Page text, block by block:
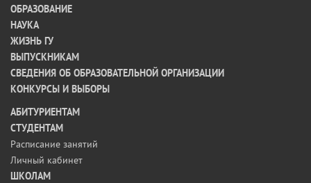
ОБРАЗОВАНИЕ
НАУКА
ЖИЗНЬ ГУ
ВЫПУСКНИКАМ
СВЕДЕНИЯ ОБ ОБРАЗОВАТЕЛЬНОЙ ОРГАНИЗАЦИИ
КОНКУРСЫ И ВЫБОРЫ
АБИТУРИЕНТАМ
СТУДЕНТАМ
Расписание занятий
Личный кабинет
ШКОЛАМ